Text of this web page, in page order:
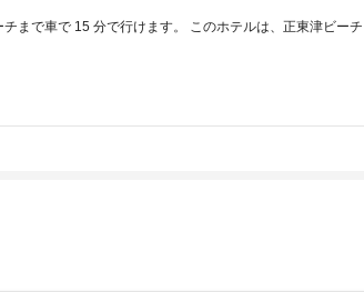
まで車で 15 分で行けます。 このホテルは、正東津ビー